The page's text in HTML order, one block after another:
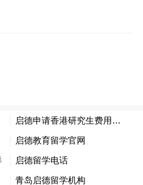
州、咸宁等地遭遇强对
8至13级雷暴大风，其
。